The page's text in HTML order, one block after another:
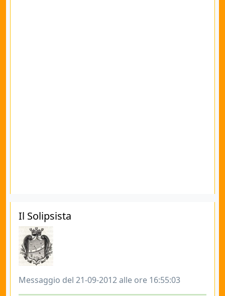
Il Solipsista
Messaggio del 21-09-2012 alle ore 16:55:03